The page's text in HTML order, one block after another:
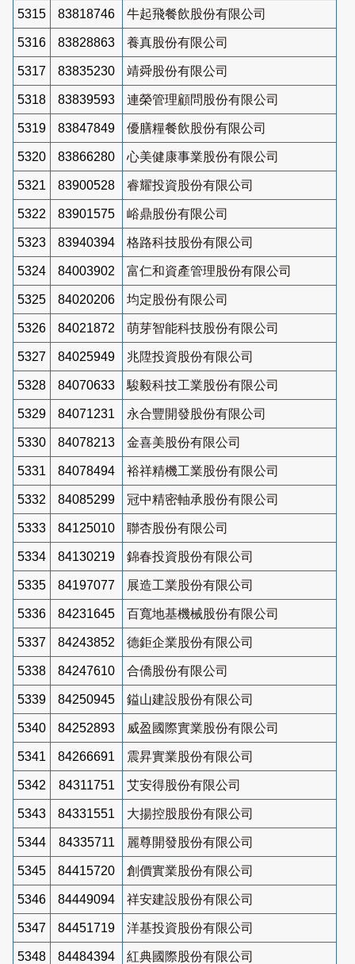
5315 83818746 牛起飛餐飲股份有限公司
5316 83828863 養真股份有限公司
5317 83835230 靖舜股份有限公司
5318 83839593 連榮管理顧問股份有限公司
5319 83847849 優膳糧餐飲股份有限公司
5320 83866280 心美健康事業股份有限公司
5321 83900528 睿耀投資股份有限公司
5322 83901575 峪鼎股份有限公司
5323 83940394 格路科技股份有限公司
5324 84003902 富仁和資產管理股份有限公司
5325 84020206 均定股份有限公司
5326 84021872 萌芽智能科技股份有限公司
5327 84025949 兆陞投資股份有限公司
5328 84070633 駿毅科技工業股份有限公司
5329 84071231 永合豐開發股份有限公司
5330 84078213 金喜美股份有限公司
5331 84078494 裕祥精機工業股份有限公司
5332 84085299 冠中精密軸承股份有限公司
5333 84125010 聯杏股份有限公司
5334 84130219 錦春投資股份有限公司
5335 84197077 展造工業股份有限公司
5336 84231645 百寬地基機械股份有限公司
5337 84243852 德鉅企業股份有限公司
5338 84247610 合僑股份有限公司
5339 84250945 鎰山建設股份有限公司
5340 84252893 威盈國際實業股份有限公司
5341 84266691 震昇實業股份有限公司
5342 84311751 艾安得股份有限公司
5343 84331551 大揚控股股份有限公司
5344 84335711 麗尊開發股份有限公司
5345 84415720 創價實業股份有限公司
5346 84449094 祥安建設股份有限公司
5347 84451719 洋基投資股份有限公司
5348 84484394 紅典國際股份有限公司